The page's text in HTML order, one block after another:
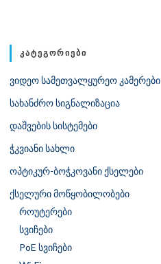
ᲙᲐᲢᲔᲒᲝᲠᲘᲔᲑᲘ
ვიდეო სამეთვალყურეო კამერები
სახანძრო სიგნალიზაცია
დაშვების სისტემები
ჭკვიანი სახლი
ოპტიკურ-ბოჭკოვანი ქსელები
ქსელური მოწყობილობები
როუტერები
სვიჩები
PoE სვიჩები